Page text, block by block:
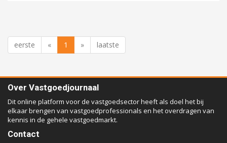
eerste « 1 » laatste
Over Vastgoedjournaal
Dit online platform voor de vastgoedsector heeft als doel het bij
elkaar brengen van vastgoedprofessionals en het overdragen van
kennis in de gehele vastgoedmarkt.
Contact